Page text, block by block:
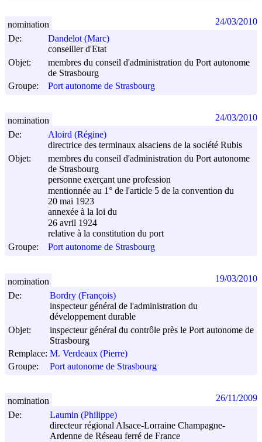
De:
Dandelot (Marc)
conseiller d'Etat
Objet:
membres du conseil d'administration du Port autonome
de Strasbourg
Groupe:
Port autonome de Strasbourg
nomination 24/03/2010
De:
Aloird (Régine)
directrice des terminaux alsaciens de la société Rubis
Objet:
membres du conseil d'administration du Port autonome
de Strasbourg
personne exerçant une profession
mentionnée au 1° de l'article 5 de la convention du
20 mai 1923
annexée à la loi du
26 avril 1924
relative à la constitution du port
Groupe:
Port autonome de Strasbourg
nomination 24/03/2010
De:
Bordry (François)
inspecteur général de l'administration du
développement durable
Objet:
inspecteur général du contrôle près le Port autonome de
Strasbourg
Remplace: M. Verdeaux (Pierre)
Groupe:
Port autonome de Strasbourg
nomination 19/03/2010
De:
Laumin (Philippe)
directeur régional Alsace-Lorraine Champagne-
Ardenne de Réseau ferré de France
nomination 26/11/2009